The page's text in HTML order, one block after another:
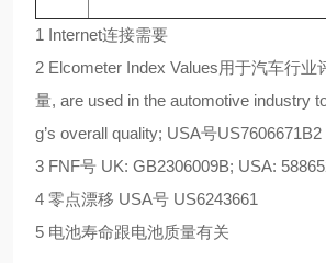
1 Internet连接需要
2 Elcometer Index Values用于汽车行业
量, are used in the automotive industry
g’s overall quality; USA号US7606671B2
3 FNF号 UK: GB2306009B; USA:
4 零点漂移 USA号 US6243661
5 电池寿命跟电池质量有关